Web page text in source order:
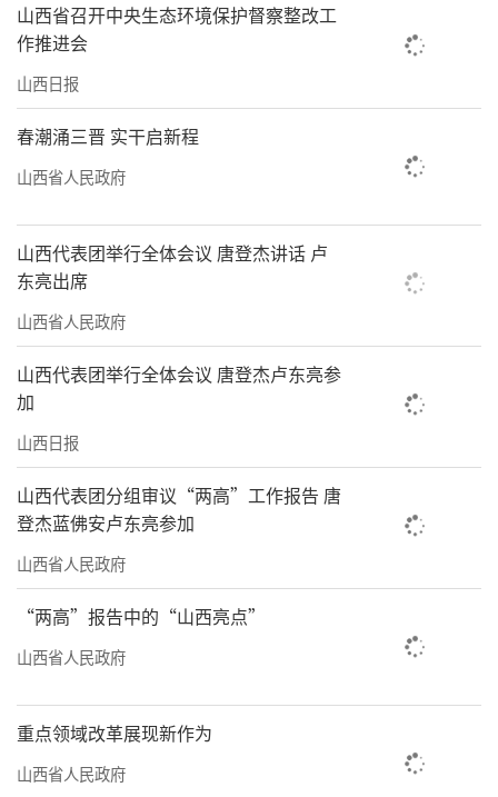
扬九州的中国三大名绸之一，并远销海外。如
今的它，正乘着中华优秀传统文化创造性转
化、创新性发展的东风，绽放出更加夺目的光
彩。
潞绸，主产于我省长治和晋城高平一带，
正是神农炎帝“教之麻桑，以为布帛”的起源
地。几千年来，这里的人们沿袭着“种桑养
蚕、缫丝织绸”的传统，用汗水和智慧创造出
了极具特色的潞绸织造技艺。
“玉罂汲水桐花井，茜丝沉水如云影。美
人懒态燕脂愁，春梭抛掷鸣高楼。彩线结茸背
复叠，白袷玉郎寄桃叶。为君挑鸾作腰绶，愿
君处处宜春酒。”唐代著名诗人李贺的《染丝
上春机》描绘了潞绸织造的生动一幕。从浸丝
到染丝，从上机纺织到刺绣图案，那时的潞绸
织造技艺已十分精致成熟。明清以来，潞绸发
展进入鼎盛，形成“登机鸣杼者，奚啻数千
家，其机则九千余”的规模，此时的潞绸更为
精细、华丽，从而成为皇家贡品，并以其特有
的质地和美感赢得了“衣被天下”的美誉。
山西省召开中央生态环境保护督察整改工
作推进会
山西日报
春潮涌三晋 实干启新程
山西省人民政府
山西代表团举行全体会议 唐登杰讲话 卢
东亮出席
山西省人民政府
山西代表团举行全体会议 唐登杰卢东亮参
加
山西日报
山西代表团分组审议“两高”工作报告 唐
登杰蓝佛安卢东亮参加
山西省人民政府
“两高”报告中的“山西亮点”
山西省人民政府
重点领域改革展现新作为
山西省人民政府